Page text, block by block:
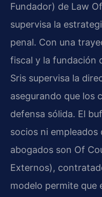
Fundador) de Law
supervisa la
penal. Con una
fiscal y la fundación
Sris supervisa la
asegurando que los
defensa sólida. El
socios ni
abogados son Of
Externos),
modelo permite que